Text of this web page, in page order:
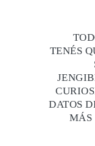
TENÉS
DATOS
MÁS